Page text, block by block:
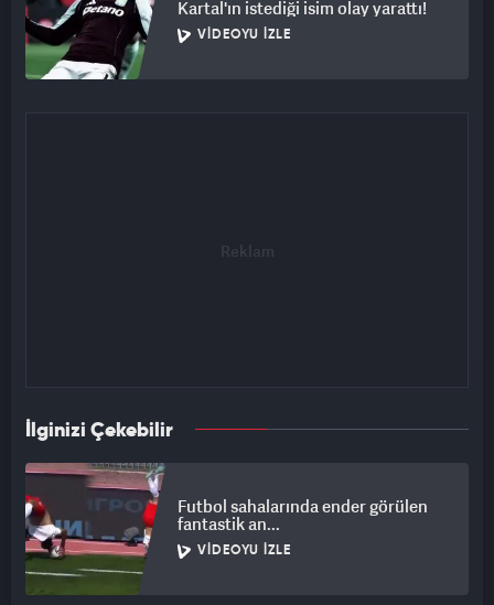
Kartal'ın istediği isim olay yarattı!
VIDEOYU İZLE
İlginizi Çekebilir
Futbol sahalarında ender görülen
fantastik an...
VIDEOYU İZLE